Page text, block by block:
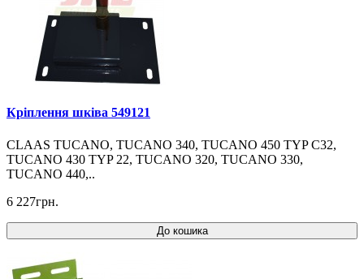
Кріплення шківа 549121
CLAAS TUCANO, TUCANO 340, TUCANO 450 TYP C32,
TUCANO 430 TYP 22, TUCANO 320, TUCANO 330,
TUCANO 440,..
6 227грн.
До кошика